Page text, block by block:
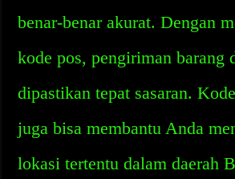
benar-benar akurat. Dengan
kode pos, pengiriman barang
dipastikan tepat sasaran.
juga bisa membantu Anda
lokasi tertentu dalam daerah